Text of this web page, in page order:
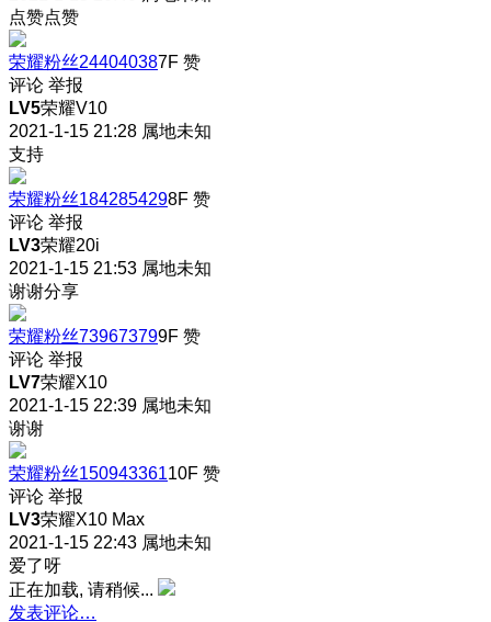
点赞点赞
荣耀粉丝244040387F 赞
评论 举报
LV5荣耀V10
2021-1-15 21:28 属地未知
支持
荣耀粉丝1842854298F 赞
评论 举报
LV3荣耀20i
2021-1-15 21:53 属地未知
谢谢分享
荣耀粉丝739673799F 赞
评论 举报
LV7荣耀X10
2021-1-15 22:39 属地未知
谢谢
荣耀粉丝15094336110F 赞
评论 举报
LV3荣耀X10 Max
2021-1-15 22:43 属地未知
爱了呀
正在加载, 请稍候...
发表评论…